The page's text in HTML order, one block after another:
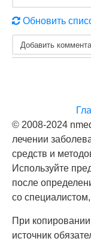
Обновить
Добавить
© 2008-2024
лечении
средств и
Используйте
после
со
При
источник